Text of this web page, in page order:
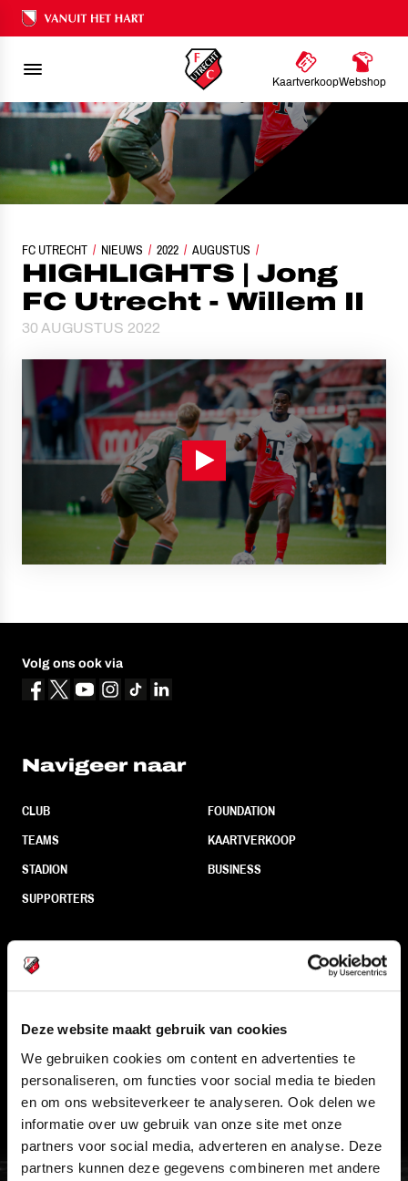
Deze website maakt gebruik van cookies
We gebruiken cookies om content en advertenties te
personaliseren, om functies voor social media te bieden
en om ons websiteverkeer te analyseren. Ook delen we
informatie over uw gebruik van onze site met onze
partners voor social media, adverteren en analyse. Deze
partners kunnen deze gegevens combineren met andere
Ons nalatenschap
KaartverkoopWebshop
FC UTRECHT NIEUWS 2022 AUGUSTUS
HIGHLIGHTS | JONG FC UTRECHT - WILLEM II
HIGHLIGHTS | Jong
FC Utrecht - Willem II
30 AUGUSTUS 2022
Volg ons ook via
Navigeer naar
CLUB
TEAMS
STADION
SUPPORTERS
FOUNDATION
KAARTVERKOOP
BUSINESS
Informatie
VEELGESTELDE VRAGEN
CONTACT
WERKEN BIJ
FC Utrecht<br>vanuit<br>het